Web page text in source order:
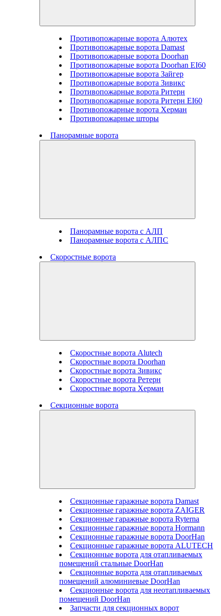
Противопожарные ворота Алютех
Противопожарные ворота Damast
Противопожарные ворота Doorhan
Противопожарные ворота Doorhan EI60
Противопожарные ворота Зайгер
Противопожарные ворота Зивикс
Противопожарные ворота Ритерн
Противопожарные ворота Ритерн EI60
Противопожарные ворота Херман
Противопожарные шторы
Панорамные ворота
Панорамные ворота с АЛП
Панорамные ворота с АЛПС
Скоростные ворота
Скоростные ворота Alutech
Скоростные ворота Doorhan
Скоростные ворота Зивикс
Скоростные ворота Ретерн
Скоростные ворота Херман
Секционные ворота
Секционные гаражные ворота Damast
Секционные гаражные ворота ZAIGER
Секционные гаражные ворота Ryterna
Секционные гаражные ворота Hormann
Секционные гаражные ворота DoorHan
Секционные гаражные ворота ALUTECH
Секционные ворота для отапливаемых
помещений стальные DoorHan
Секционные ворота для отапливаемых
помещений алюминиевые DoorHan
Секционные ворота для неотапливаемых
помещений DoorHan
Запчасти для секционных ворот